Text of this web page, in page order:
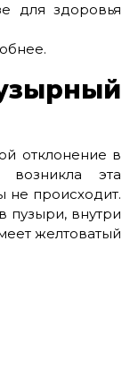
для здоровья
отклонение в
возникла эта
не происходит.
пузыри, внутри
желтоватый